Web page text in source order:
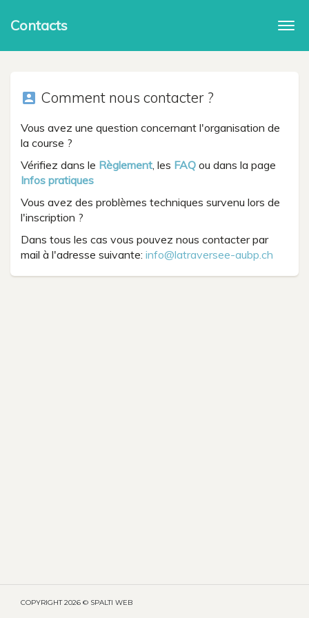
Contacts
account_box Comment nous contacter ?
Vous avez une question concernant l'organisation de
la course ?
Vérifiez dans le Règlement, les FAQ ou dans la page
Infos pratiques
Vous avez des problèmes techniques survenu lors de
l'inscription ?
Dans tous les cas vous pouvez nous contacter par
mail à l'adresse suivante: info@latraversee-aubp.ch
COPYRIGHT2026 © SPALTI WEB